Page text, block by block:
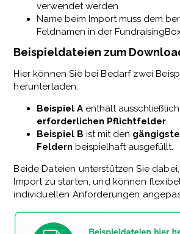
verwendet werden
Name beim Import muss dem
Feldnamen in der
Beispieldateien zum
Hier können Sie bei Bedarf zwei
herunterladen:
Beispiel A enthält
erforderlichen Pflichtfelder.
Beispiel B ist mit den
Feldern beispielhaft ausgefüllt.
Beide Dateien unterstützen Sie
Import zu starten, und können
individuellen Anforderungen